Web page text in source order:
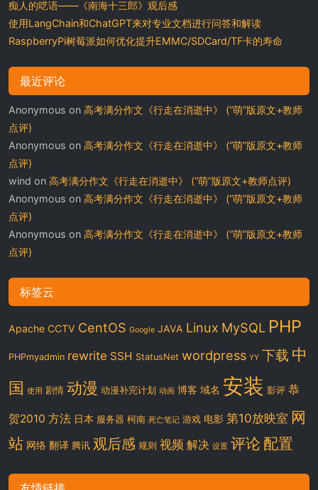
痴人的呓语——《南海十三郎》观后感
使用LangChain和ChatGPT来对专业文档进行问答和解读
RaspberryPi树莓派如何优化提升EMMC/SDCard/TF卡的寿命
最近评论
Anonymous on 高考满分作文《行走在消逝中》 (“萌”版原文+教师
点评)
Anonymous on 高考满分作文《行走在消逝中》 (“萌”版原文+教师
点评)
wind on 高考满分作文《行走在消逝中》 (“萌”版原文+教师点评)
Anonymous on 高考满分作文《行走在消逝中》 (“萌”版原文+教师
点评)
Anonymous on 高考满分作文《行走在消逝中》 (“萌”版原文+教师
点评)
标签云
Apache CCTV CentOS Google JAVA Linux MySQL PHP
PHPmyadmin rewrite SSH StatusNet wordpress YY 下载 中
国 使用 剧情 动漫 动漫补完计划 动画 博客 域名 安装 影评 恭
贺2010 方法 日本 服务器 柯南 死亡笔记 游戏 电影 第10放映室 网
站 网络 翻译 腾讯 观后感 规则 视频 解决 设置 评论 配置